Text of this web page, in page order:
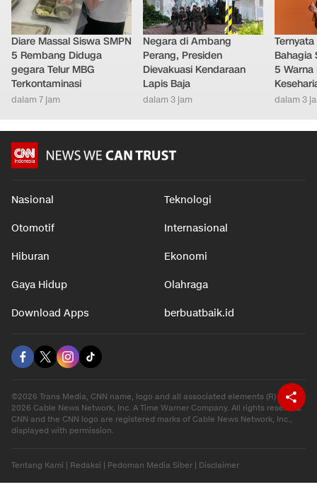
Diare Massal Siswa SMPN
5 Rembang Diduga
gegara Telur MBG
Terkontaminasi
dalam 7 jam
Negara di Ambang
Perang, Presiden
Dievakuasi Kendaraan
Lapis Baja
dalam 3 jam
Bahagia
5
dalam 3
Nasional Teknologi
Otomotif Internasional
Hiburan Ekonomi
Gaya Hidup Olahraga
Download Apps berbuatbaik.id
©2026 Trans Media, CNN name, logo and all associated elements (R) and ©
2026 Cable News Network, Inc. A Time Warner Company. All rights reserved.
CNN and the CNN logo are registered marks of Cable News Network, Inc.,
displayed with permission.
Tentang Kami Redaksi Pedoman Media Siber Disclaimer